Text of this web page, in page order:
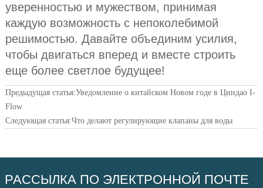
уверенностью и мужеством, принимая
каждую возможность с непоколебимой
решимостью. Давайте объединим усилия,
чтобы двигаться вперед и вместе строить
еще более светлое будущее!
Предыдущая статья:Уведомление о китайском Новом годе в Циндао I-
Flow
Следующая статья:Что делают регулирующие клапаны для воды
РАССЫЛКА ПО ЭЛЕКТРОННОЙ ПОЧТЕ